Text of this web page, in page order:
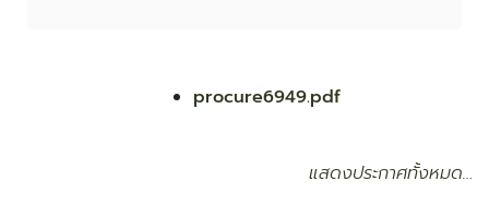
procure6949.pdf
แสดงประกาศทั้งหมด…